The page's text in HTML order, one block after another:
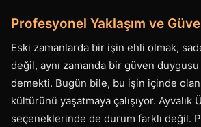
Profesyonel Yaklaşım ve
Eski zamanlarda bir işin ehli olmak,
değil, aynı zamanda bir güven
demekti. Bugün bile, bu işin içinde
kültürünü yaşatmaya çalışıyor.
seçeneklerinde de durum farklı değil.